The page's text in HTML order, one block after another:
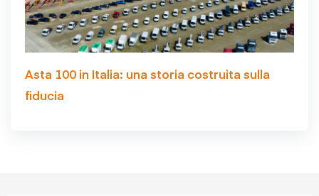
Asta 100 in Italia: una storia costruita sulla
fiducia